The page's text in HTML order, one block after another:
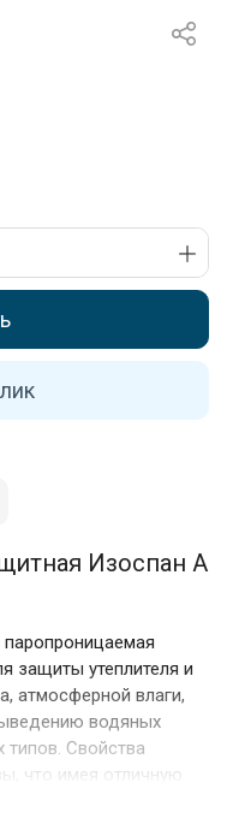
Изоспан A
защиты утеплителя и
атмосферной влаги,
водяных
типов. Свойства
что имея отличную
выветриваться из